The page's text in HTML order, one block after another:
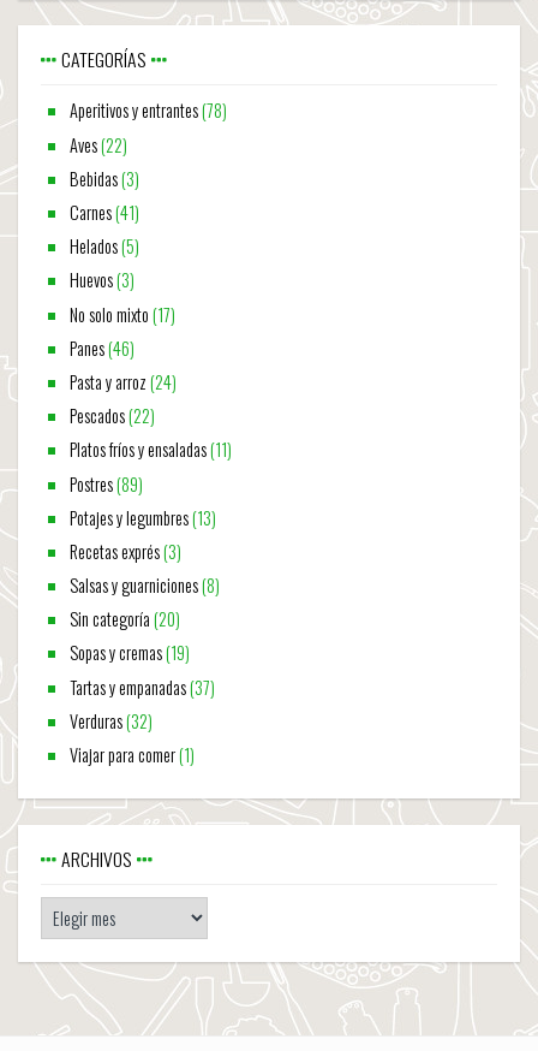
CATEGORÍAS
Aperitivos y entrantes(78)
Aves(22)
Bebidas(3)
Carnes(41)
Helados(5)
Huevos(3)
No solo mixto(17)
Panes(46)
Pasta y arroz(24)
Pescados(22)
Platos fríos y ensaladas(11)
Postres(89)
Potajes y legumbres(13)
Recetas exprés(3)
Salsas y guarniciones(8)
Sin categoría(20)
Sopas y cremas(19)
Tartas y empanadas(37)
Verduras(32)
Viajar para comer(1)
ARCHIVOS